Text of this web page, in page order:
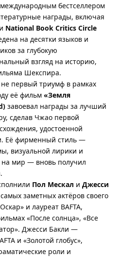
бестселлером
награды, включая
и National Book Critics Circle
на десятки языков и
за глубокую
взгляд на историю,
Шекспира.
первый триумф в рамках
её фильм «Земля
завоевал награды за лучший
сделав Чжао первой
удостоенной
Её фирменный стиль —
визуальной лирики и
на мир — вновь получил
Пол Мескал и Джесси
заметных актёров своего
и лауреат BAFTA,
«После солнца», «Все
Джесси Бакли —
и «Золотой глобус»,
роли и